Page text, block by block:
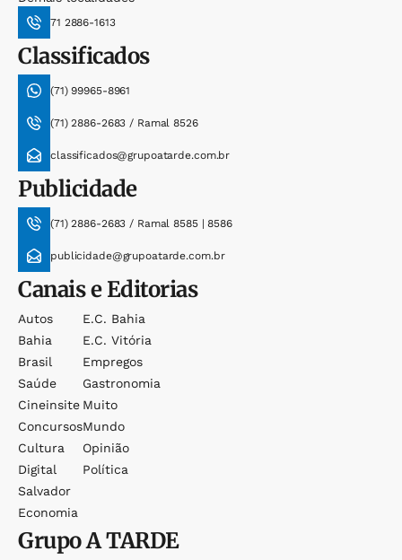
71 2886-1613
Classificados
(71) 99965-8961
(71) 2886-2683 / Ramal 8526
classificados@grupoatarde.com.br
Publicidade
(71) 2886-2683 / Ramal 8585 | 8586
publicidade@grupoatarde.com.br
Canais e Editorias
Autos
Bahia
Brasil
Saúde
Cineinsite
Concursos
Cultura
Digital
Salvador
Economia
E.c. Bahia
E.c. Vitória
Empregos
Gastronomia
Muito
Mundo
Opinião
Política
GrupoA TARDE